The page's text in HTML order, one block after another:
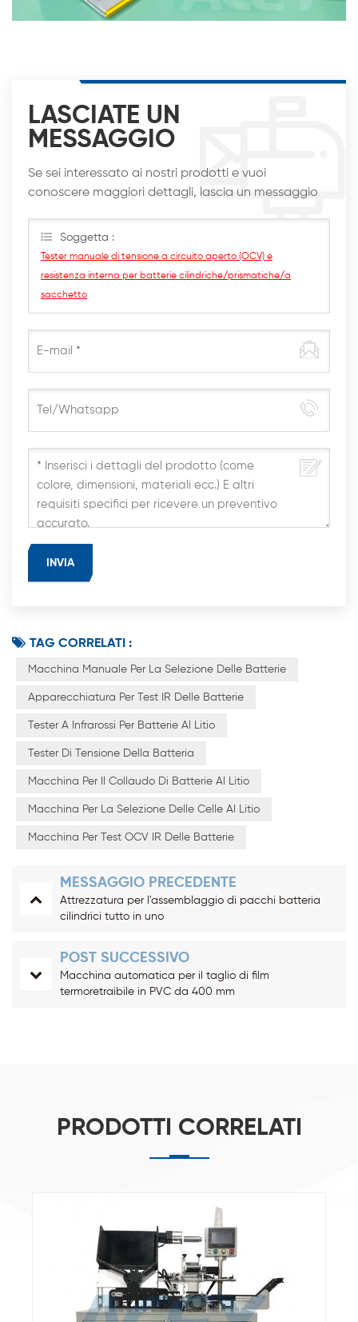
LASCIATE UN
MESSAGGIO
Se sei interessato ai nostri prodotti e vuoi
conoscere maggiori dettagli, lascia un messaggio
Soggetta :
Tester manuale di tensione a circuito aperto (OCV) e
resistenza interna per batterie cilindriche/prismatiche/a
sacchetto
TAG CORRELATI :
Macchina Manuale Per La Selezione Delle Batterie
Apparecchiatura Per Test IR Delle Batterie
Tester A Infrarossi Per Batterie Al Litio
Tester Di Tensione Della Batteria
Macchina Per Il Collaudo Di Batterie Al Litio
Macchina Per La Selezione Delle Celle Al Litio
Macchina Per Test OCV IR Delle Batterie
MESSAGGIO PRECEDENTE
Attrezzatura per l'assemblaggio di pacchi batteria
cilindrici tutto in uno
POST SUCCESSIVO
Macchina automatica per il taglio di film
termoretraibile in PVC da 400 mm
PRODOTTI CORRELATI